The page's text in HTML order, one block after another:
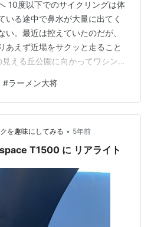
10度以下でのサイクリングは体
いる途中で鼻水が大量に出てく
い。最近は控えていたのだが、
あえず近場をサクッと走ること
える丘公園に向かってワシン坂
道 ダンシングでもシッティング
ードバイクの性能なのか、この
るのか、筋トレの成果なのか、
あるが、気持ちよく坂を登るこ
の見える丘公園からWINSPACE
#ラーメン大将
を趣味にしてみる • 5年前
T1500 に リアライト